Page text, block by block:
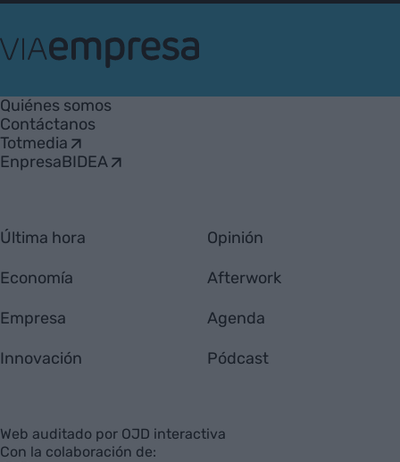
Empresa
Quiénes somos
Contáctanos
Totmedia
EnpresaBIDEA
Última hora
Economía
Empresa
Innovación
Opinión
Afterwork
Agenda
Pódcast
Web auditado por OJD interactiva
Con la colaboración de: